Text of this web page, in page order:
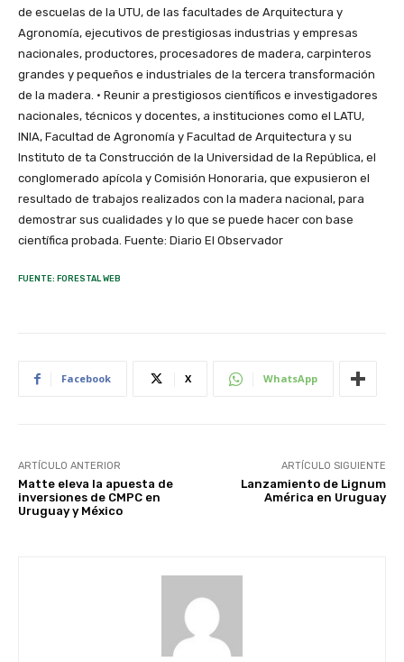
de escuelas de la UTU, de las facultades de Arquitectura y
Agronomía, ejecutivos de prestigiosas industrias y empresas
nacionales, productores, procesadores de madera, carpinteros
grandes y pequeños e industriales de la tercera transformación
de la madera. • Reunir a prestigiosos científicos e investigadores
nacionales, técnicos y docentes, a instituciones como el LATU,
INIA, Facultad de Agronomía y Facultad de Arquitectura y su
Instituto de ta Construcción de la Universidad de la República, el
conglomerado apícola y Comisión Honoraria, que expusieron el
resultado de trabajos realizados con la madera nacional, para
demostrar sus cualidades y lo que se puede hacer con base
científica probada. Fuente: Diario El Observador
FUENTE: FORESTAL WEB
Facebook X WhatsApp
ARTÍCULO ANTERIOR
Matte eleva la apuesta de
inversiones de CMPC en
Uruguay y México
ARTÍCULO SIGUIENTE
Lanzamiento de Lignum
América en Uruguay